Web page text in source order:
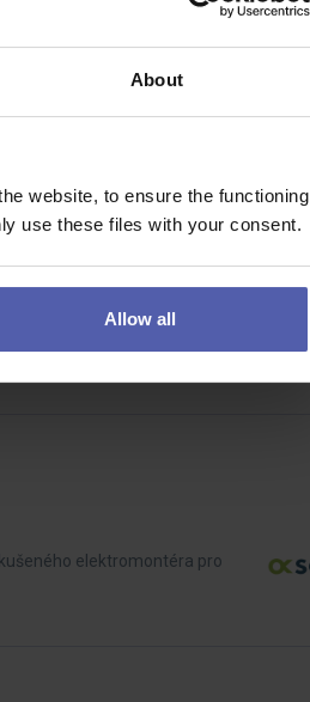
About
website, to ensure the functioning
use these files with your consent.
Allow all
kterého baví technika,
elektromontéra pro